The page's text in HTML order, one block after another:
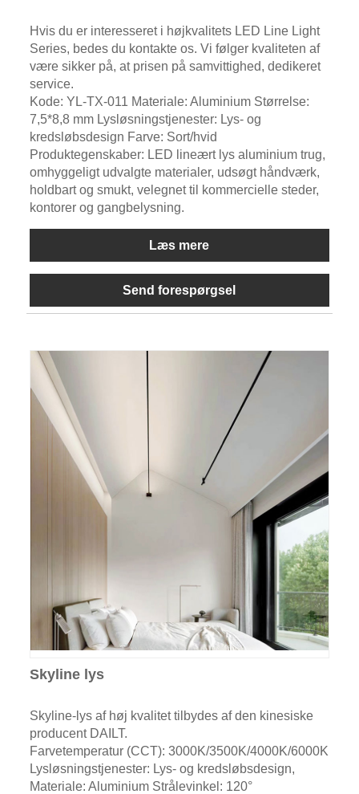
Hvis du er interesseret i højkvalitets LED Line Light
Series, bedes du kontakte os. Vi følger kvaliteten af ​​
være sikker på, at prisen på samvittighed, dedikeret
service.
Kode: YL-TX-011 Materiale: Aluminium Størrelse:
7,5*8,8 mm Lysløsningstjenester: Lys- og
kredsløbsdesign Farve: Sort/hvid
Produktegenskaber: LED lineært lys aluminium trug,
omhyggeligt udvalgte materialer, udsøgt håndværk,
holdbart og smukt, velegnet til kommercielle steder,
kontorer og gangbelysning.
Læs mere
Send forespørgsel
Skyline lys
Skyline-lys af høj kvalitet tilbydes af den kinesiske
producent DAILT.
Farvetemperatur (CCT): 3000K/3500K/4000K/6000K
Lysløsningstjenester: Lys- og kredsløbsdesign,
Materiale: Aluminium Strålevinkel: 120°